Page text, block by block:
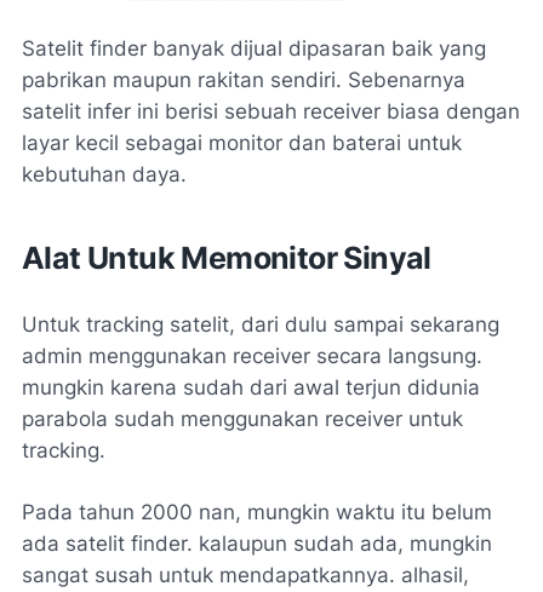
Satelit finder banyak dijual dipasaran baik yang
pabrikan maupun rakitan sendiri. Sebenarnya
satelit infer ini berisi sebuah receiver biasa dengan
layar kecil sebagai monitor dan baterai untuk
kebutuhan daya.
Alat Untuk Memonitor Sinyal
Untuk tracking satelit, dari dulu sampai sekarang
admin menggunakan receiver secara langsung.
mungkin karena sudah dari awal terjun didunia
parabola sudah menggunakan receiver untuk
tracking.
Pada tahun 2000 nan, mungkin waktu itu belum
ada satelit finder. kalaupun sudah ada, mungkin
sangat susah untuk mendapatkannya. alhasil,